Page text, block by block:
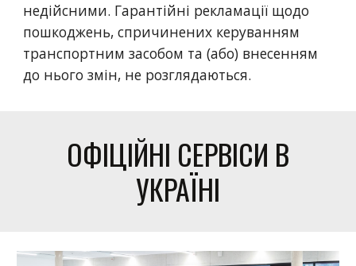
недійсними. Гарантійні рекламації щодо
пошкоджень, спричинених керуванням
транспортним засобом та (або) внесенням
до нього змін, не розглядаються.
ОФІЦІЙНІ СЕРВІСИ В
УКРАЇНІ